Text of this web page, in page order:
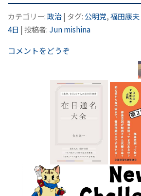
カテゴリー:政治| タグ: 公明党,福田康夫
4日 | 投稿者: Jun mishina
コメントをどうぞ